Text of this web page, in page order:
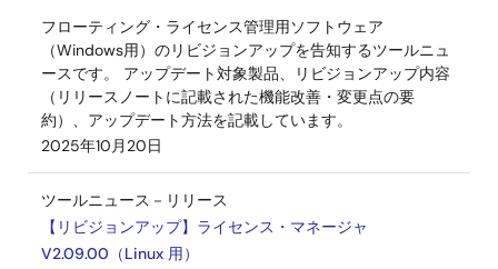
フローティング・ライセンス管理用ソフトウェア
（Windows用）のリビジョンアップを告知するツールニュ
ースです。 アップデート対象製品、リビジョンアップ内容
（リリースノートに記載された機能改善・変更点の要
約）、アップデート方法を記載しています。
2025年10月20日
ツールニュース－リリース
【リビジョンアップ】ライセンス・マネージャ
V2.09.00（Linux 用）